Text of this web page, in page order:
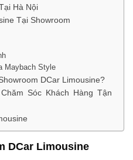
Hà Nội
Tại Showroom
Maybach Style
DCar Limousine?
Sóc Khách Hàng Tận
DCar Limousine